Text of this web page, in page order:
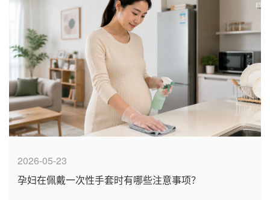
2026-05-23
孕妇在佩戴一次性手套时有哪些注意事项？